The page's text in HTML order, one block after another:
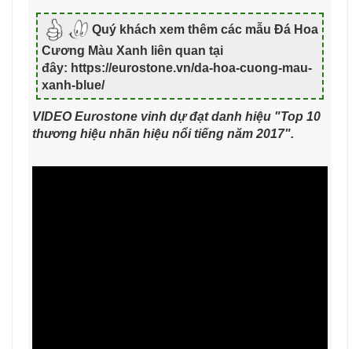
Quý khách xem thêm các mẫu Đá Hoa
Cương Màu Xanh liên quan tại
đây: https://eurostone.vn/da-hoa-cuong-mau-
xanh-blue/
VIDEO Eurostone vinh dự đạt danh hiệu "Top 10
thương hiệu nhãn hiệu nổi tiếng năm 2017".